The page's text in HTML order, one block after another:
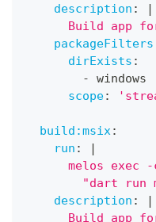
description :
|
Build app
packageFilters
dirExists :
-
windows
scope:
build:msix:
run :
|
melos exec
"dart run
description :
|
Build app